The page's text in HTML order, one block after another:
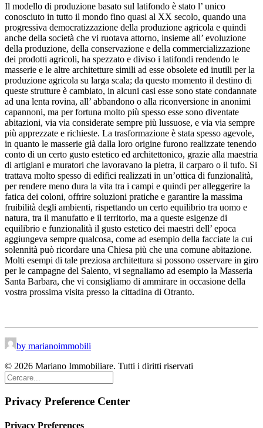
Il modello di produzione basato sul latifondo è stato l’ unico
conosciuto in tutto il mondo fino quasi al XX secolo, quando una
progressiva democratizzazione della produzione agricola e quindi
anche della società che vi ruotava attorno, insieme all’ evoluzione
della produzione, della conservazione e della commercializzazione
dei prodotti agricoli, ha spezzato e diviso i latifondi rendendo le
masserie e le altre architetture simili ad esse obsolete ed inutili per la
produzione agricola su larga scala; da questo momento il destino di
queste strutture è cambiato, in alcuni casi esse sono state condannate
ad una lenta rovina, all’ abbandono o alla riconversione in anonimi
capannoni, ma per fortuna molto più spesso esse sono diventate
abitazioni, via via considerate sempre più lussuose, e via via sempre
più apprezzate e richieste. La trasformazione è stata spesso agevole,
in quanto le masserie già dalla loro origine furono realizzate tenendo
conto di un certo gusto estetico ed architettonico, grazie alla maestria
di artigiani e muratori che lavoravano la pietra, il carparo o il tufo. Si
trattava molto spesso di edifici realizzati in un’ottica di funzionalità,
per rendere meno dura la vita tra i campi e quindi per alleggerire la
fatica dei coloni, offrire soluzioni pratiche e garantire la massima
fruibilità degli ambienti, rispettando un certo equilibrio tra uomo e
natura, tra il manufatto e il territorio, ma a queste esigenze di
equilibrio e funzionalità il gusto estetico dei maestri dell’ epoca
aggiungeva sempre qualcosa, come ad esempio della facciate la cui
solennità può ricordare una Chiesa più che una comune abitazione.
Molti esempi di tale preziosa architettura si possono osservare in giro
per le campagne del Salento, vi segnaliamo ad esempio la Masseria
Santa Barbara, che vi consigliamo di ammirare in occasione della
vostra prossima visita presso la cittadina di Otranto.
by marianoimmobili
© 2026 Mariano Immobiliare. Tutti i diritti riservati
Privacy Preference Center
Privacy Preferences